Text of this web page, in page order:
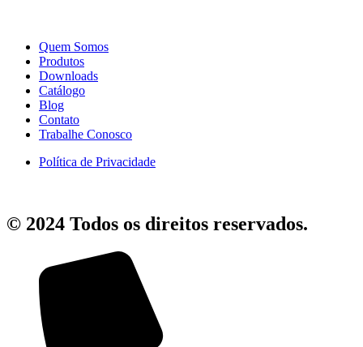
Quem Somos
Produtos
Downloads
Catálogo
Blog
Contato
Trabalhe Conosco
Política de Privacidade
© 2024 Todos os direitos reservados.